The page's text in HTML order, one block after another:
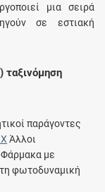
μια σειρά
σε εστιακή
ταξινόμηση
παράγοντες
Άλλοι
Φάρμακα με
φωτοδυναμική